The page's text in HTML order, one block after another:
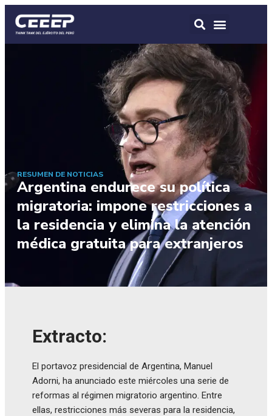
RESUMEN DE NOTICIAS
Argentina endurece su política
migratoria: impone restricciones a
la residencia y elimina la atención
médica gratuita para extranjeros
Extracto:
El portavoz presidencial de Argentina, Manuel
Adorni, ha anunciado este miércoles una serie de
reformas al régimen migratorio argentino. Entre
ellas, restricciones más severas para la residencia,